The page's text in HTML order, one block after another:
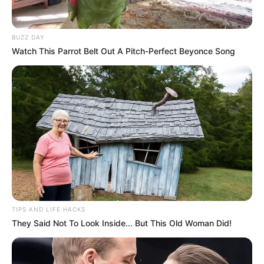
BUZZ DAY
Watch This Parrot Belt Out A Pitch-Perfect Beyonce Song
TIPS AND LIFE HACKS
They Said Not To Look Inside... But This Old Woman Did!